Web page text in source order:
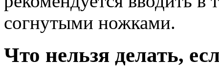
согнутыми ножками.
Что нельзя делать,